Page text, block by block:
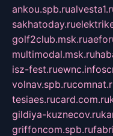
ankou.spb.ru
sakhatoday.ru
golf2club.msk.ru
multimodal.msk.ru
isz-fest.ruewnc.info
volnav.spb.ru
tesiaes.rucard.com.ru
gildiya-kuznecov.ru
griffoncom.spb.ru